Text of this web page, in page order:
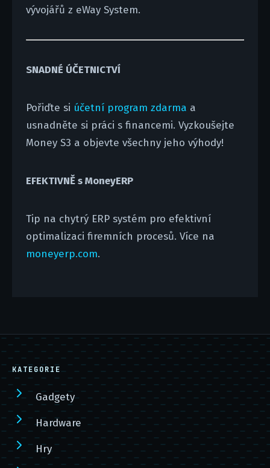
vývojářů z eWay System.
SNADNÉ ÚČETNICTVÍ
Pořiďte si účetní program zdarma a
usnadněte si práci s financemi. Vyzkoušejte
Money S3 a objevte všechny jeho výhody!
EFEKTIVNĚ s MoneyERP
Tip na chytrý ERP systém pro efektivní
optimalizaci firemních procesů. Více na
moneyerp.com.
KATEGORIE
Gadgety
Hardware
Hry